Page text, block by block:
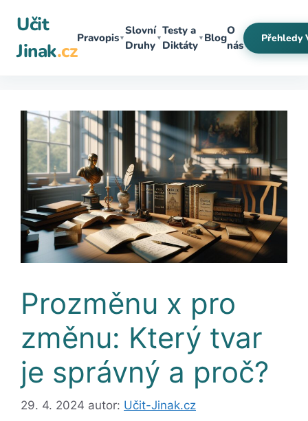
obsah
Učit
Jinak.cz
Pravopis▼
Slovní
Druhy
▼
Testy a
Diktáty
▼ Blog
O
nás
Přehledy
Prozměnu x pro
změnu: Který tvar
je správný a proč?
29. 4. 2024 autor: Učit-Jinak.cz